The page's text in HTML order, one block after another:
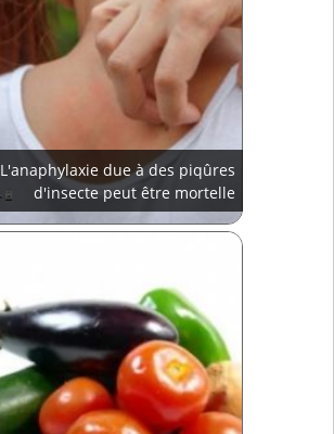
L'anaphylaxie due à des piqûres
d'insecte peut être mortelle